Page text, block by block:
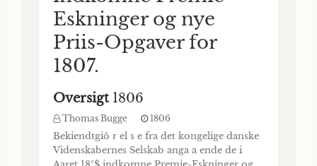
Hensyn til sammes
Rensning og hvad
Naturen derved har
frembragt.
Det Kongelige Danske
Videnskabers-Selskabs Skrifter
3
Eskninger og nye
Priis-Opgaver for
1807.
Oversigt 1806
Thomas Bugge 1806
Bekiendtgiö r el s e fra det kongelige danske
Videnskabernes Selskab anga a ende de i